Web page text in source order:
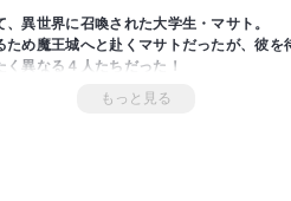
異世界に召喚された大学生・マサト。
ため魔王城へと赴くマサトだったが、彼
異なる４人たちだった！
もっと見る